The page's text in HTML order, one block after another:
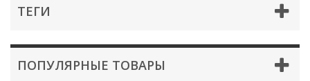
ТЕГИ
ПОПУЛЯРНЫЕ ТОВАРЫ